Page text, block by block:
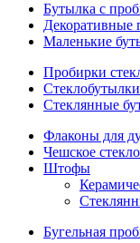
Бутылка с
Декоративные
Маленькие
Пробирки
Стеклянные
Флаконы для
Чешское стекло
Штофы
Бугельная